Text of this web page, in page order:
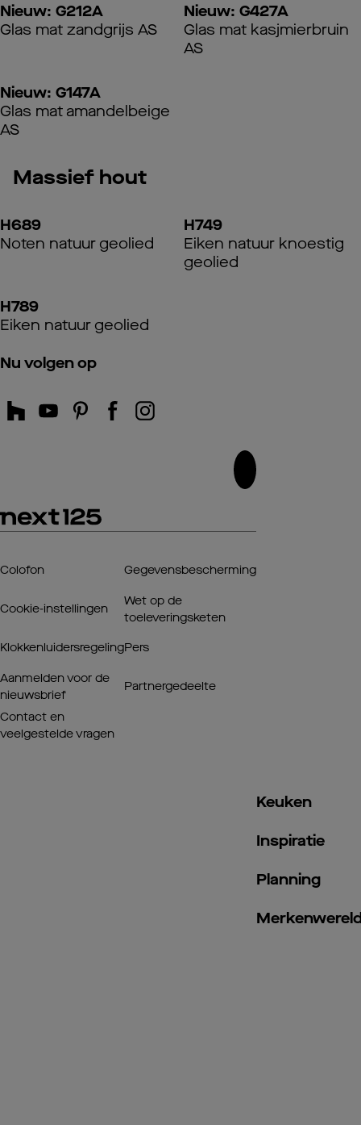
Nieuw: G212A
Glas mat zandgrijs AS
Nieuw: G427A
Glas mat kasjmierbruin
AS
Nieuw: G147A
Glas mat amandelbeige
AS
Massief hout
H689
Noten natuur geolied
H749
Eiken natuur knoestig
geolied
H789
Eiken natuur geolied
Keuken
Inspiratie
Planning
Colofon Gegevensbescherming
Cookie-instellingen
Wet op de
toeleveringsketen
KlokkenluidersregelingPers
Aanmelden voor de
nieuwsbrief
Partnergedeelte
Contact en
veelgestelde vragen
Nu volgen op